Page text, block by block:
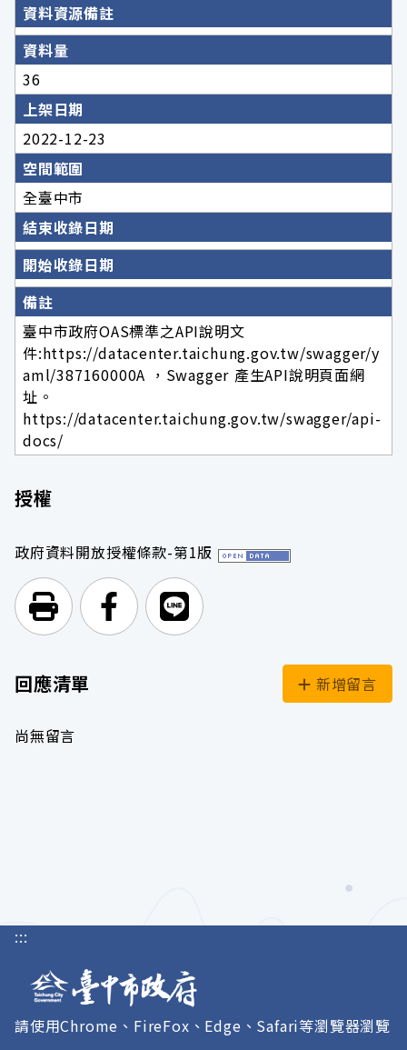
資料資源備註
資料量
36
上架日期
2022-12-23
空間範圍
全臺中市
結束收錄日期
開始收錄日期
備註
臺中市政府OAS標準之API說明文
件:https://datacenter.taichung.gov.tw/swagger/y
aml/387160000A ，Swagger 產生API說明頁面網
址。
https://datacenter.taichung.gov.tw/swagger/api-
docs/
授權
政府資料開放授權條款-第1版
列印頁面前往Facebook
前往Line
回應清單 新增留言
尚無留言
:::
請使用Chrome、FireFox、Edge、Safari等瀏覽器瀏覽